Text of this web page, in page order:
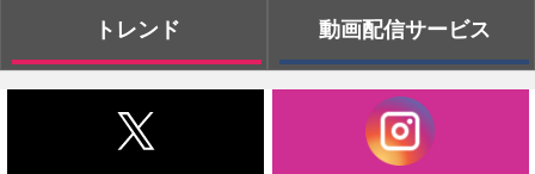
トレンド 動画配信サービス